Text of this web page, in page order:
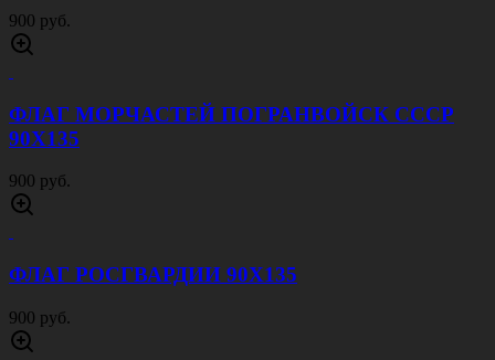
900 руб.
ФЛАГ МОРЧАСТЕЙ ПОГРАНВОЙСК СССР
90Х135
900 руб.
ФЛАГ РОСГВАРДИИ 90Х135
900 руб.